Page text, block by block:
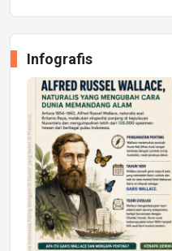
Peluang
Jumat, 17
DAERAH
Astra
Honda
Jumat, 10
Infografis